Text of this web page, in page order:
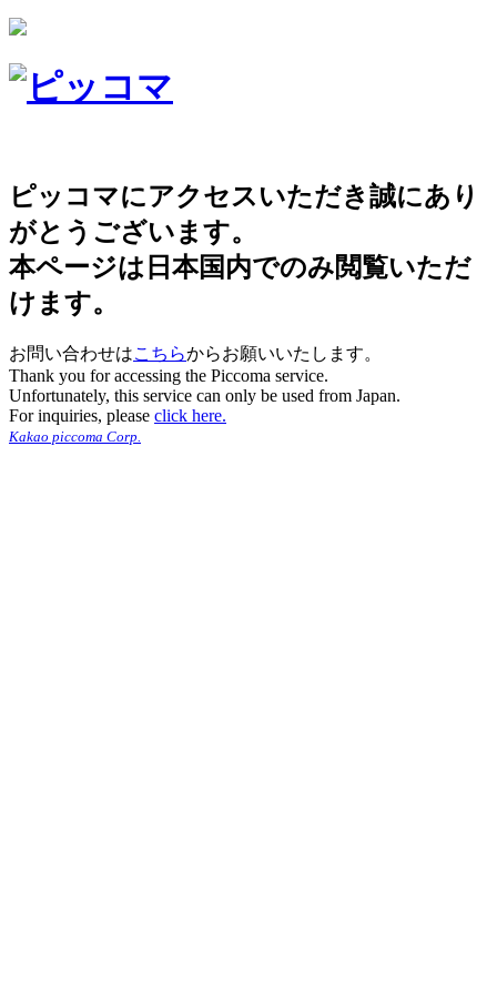
ピッコマにアクセスいただき誠にあり
がとうございます。
本ページは日本国内でのみ閲覧いただ
けます。
お問い合わせはこちらからお願いいたします。
Thank you for accessing the Piccoma service.
Unfortunately, this service can only be used from Japan.
For inquiries, please click here.
Kakao piccoma Corp.